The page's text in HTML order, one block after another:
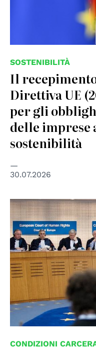
SOSTENIBILITÀ
Il
Direttiva UE
per gli
delle imprese
sostenibilità
30.07.2026
© ©Council of Europe
CONDIZIONI